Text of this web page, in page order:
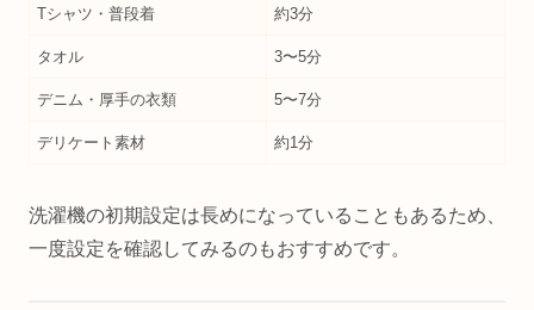
Tシャツ・普段着 約3分
タオル 3〜5分
デニム・厚手の衣類 5〜7分
デリケート素材 約1分
洗濯機の初期設定は長めになっていることもあるため、
一度設定を確認してみるのもおすすめです。